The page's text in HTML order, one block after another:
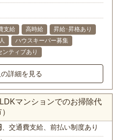
支給 高時給
昇給･昇格あり
ハウスキーパー募集
ンティブあり
詳細を見る
マンションでのお掃除代
、交通費支給、前払い制度あり